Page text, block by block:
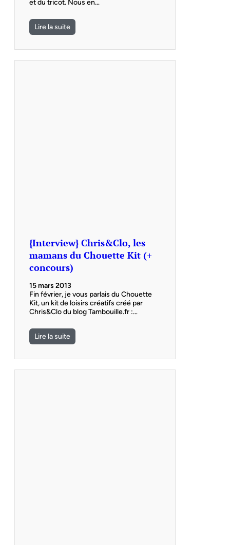
et du tricot. Nous en…
Lire la suite
{Interview} Chris&Clo, les
mamans du Chouette Kit (+
concours)
15 mars 2013
Fin février, je vous parlais du Chouette
Kit, un kit de loisirs créatifs créé par
Chris&Clo du blog Tambouille.fr :…
Lire la suite